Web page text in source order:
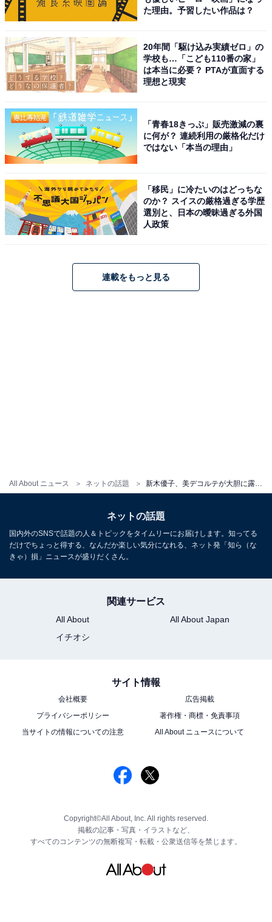
All About ニュース ネットの話題
た理由。予習したい作品は？
20年間「駆け込み実績ゼロ」の
学校も…「こども110番の家」
は本当に必要？ PTAが直面する
理想と現実
「青春18きっぷ」販売激減の裏
に何が？ 連続利用の厳格化だけ
ではない「本当の理由」
「移民」に冷たいのはどっちな
のか？ スイスの厳格過ぎる学歴
選別と、日本の曖昧過ぎる外国
人政策
連載をもっと見る
ネットの話題
国内外のSNSで話題の人＆トピックをタイムリーにお届けします。知ってる
だけでちょっと得する、なんだか楽しい気分になれる、ネット発「知ら（な
きゃ）損」ニュースが盛りだくさん。
関連サービス
All About
All About Japan
イチオシ
サイト情報
会社概要
広告掲載
プライバシーポリシー
著作権・商標・免責事項
当サイトの情報についての注意
All About ニュースについて
Copyright©All About, Inc. All rights reserved.
掲載の記事・写真・イラストなど、
すべてのコンテンツの無断複写・転載・公衆送信等を禁じます。